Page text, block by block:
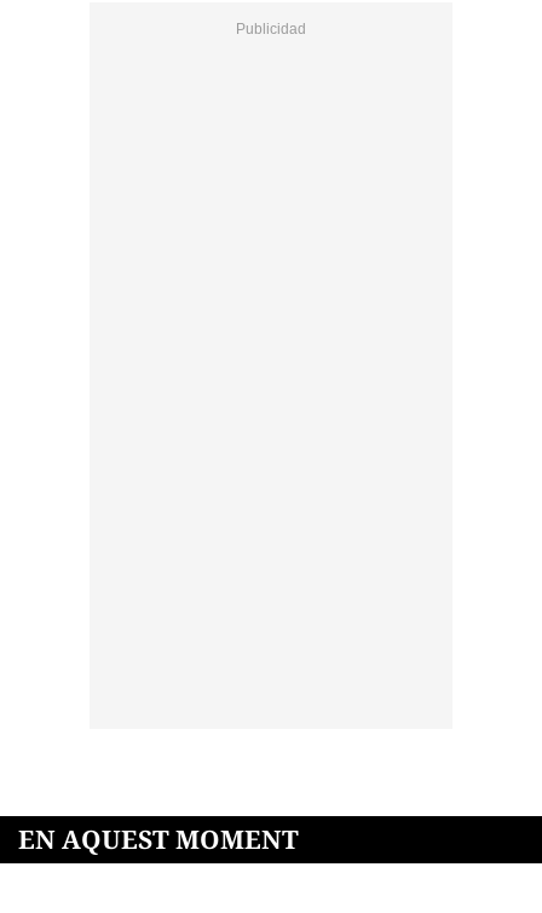
EN AQUEST MOMENT